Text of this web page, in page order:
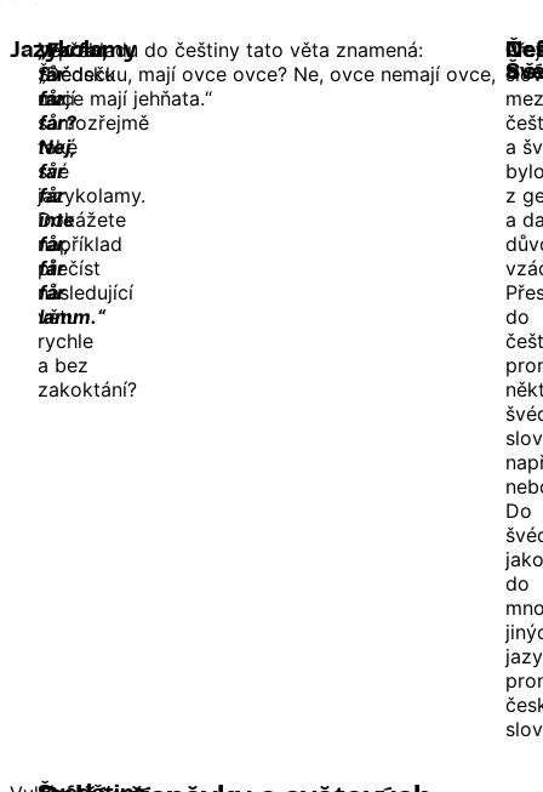
Jazykolamy
Ve
Švédsku
mají
samozřejmě
také
své
jazykolamy.
Dokážete
například
přečíst
následující
větu
rychle
a bez
zakoktání?
„Farfar,
får
får
får?
Nej,
får
får
inte
får,
får
får
lamm.“
V překladu do češtiny tato věta znamená:
„Dědečku, mají ovce ovce? Ne, ovce nemají ovce,
ovce mají jehňata.“
a
slov
a
z
a
do
Do
jako
do